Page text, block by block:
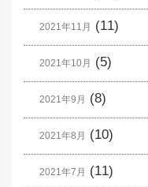
2021年11月 (11)
2021年10月 (5)
2021年9月 (8)
2021年8月 (10)
2021年7月 (11)